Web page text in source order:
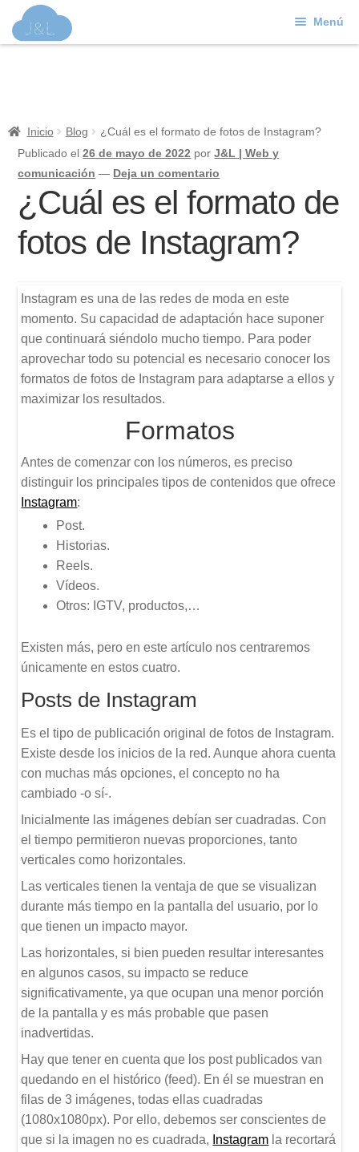
a
al
Menú
Contacto
Soporte
Inicio Blog
¿Cuál es el formato de fotos de Instagram?
Publicado el26 de mayo de 2022 porJ&L | Web y
comunicación — Deja un comentario
¿Cuál es el formato de
fotos de Instagram?
Instagram es una de las redes de moda en este
momento. Su capacidad de adaptación hace suponer
que continuará siéndolo mucho tiempo. Para poder
aprovechar todo su potencial es necesario conocer los
formatos de fotos de Instagram para adaptarse a ellos y
maximizar los resultados.
Formatos
Antes de comenzar con los números, es preciso
distinguir los principales tipos de contenidos que ofrece
Instagram:
Post.
Historias.
Reels.
Vídeos.
Otros: IGTV, productos,…
Existen más, pero en este artículo nos centraremos
únicamente en estos cuatro.
Posts de Instagram
Es el tipo de publicación original de fotos de Instagram.
Existe desde los inicios de la red. Aunque ahora cuenta
con muchas más opciones, el concepto no ha
cambiado -o sí-.
Inicialmente las imágenes debían ser cuadradas. Con
el tiempo permitieron nuevas proporciones, tanto
verticales como horizontales.
Las verticales tienen la ventaja de que se visualizan
durante más tiempo en la pantalla del usuario, por lo
que tienen un impacto mayor.
Las horizontales, si bien pueden resultar interesantes
en algunos casos, su impacto se reduce
significativamente, ya que ocupan una menor porción
de la pantalla y es más probable que pasen
inadvertidas.
Hay que tener en cuenta que los post publicados van
quedando en el histórico (feed). En él se muestran en
filas de 3 imágenes, todas ellas cuadradas
(1080x1080px). Por ello, debemos ser conscientes de
que si la imagen no es cuadrada, Instagram la recortará